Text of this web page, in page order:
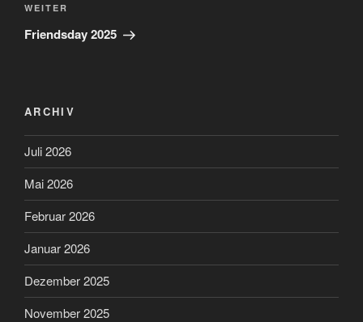
Nächster
Beitrag
WEITER
Friendsday 2025
ARCHIV
Juli 2026
Mai 2026
Februar 2026
Januar 2026
Dezember 2025
November 2025